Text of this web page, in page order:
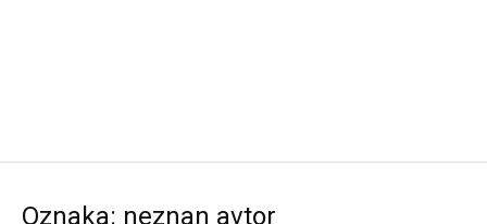
Oznaka: neznan avtor